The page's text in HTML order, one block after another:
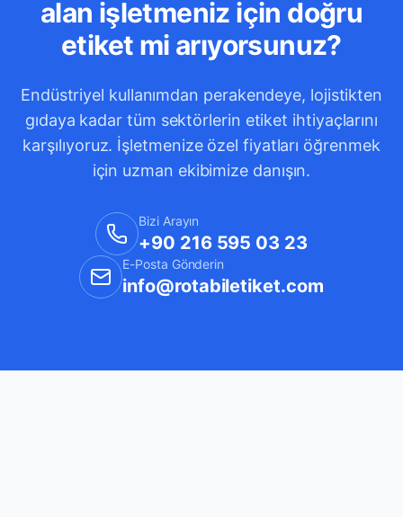
alan işletmeniz için doğru
etiket mi arıyorsunuz?
Endüstriyel kullanımdan perakendeye, lojistikten
gıdaya kadar tüm sektörlerin etiket ihtiyaçlarını
karşılıyoruz. İşletmenize özel fiyatları öğrenmek
için uzman ekibimize danışın.
Bizi Arayın
+90 216 595 03 23
E-Posta Gönderin
info@rotabiletiket.com